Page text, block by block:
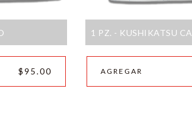
$95.00
1 PZ. - KUSHIKATSU
AGREGAR